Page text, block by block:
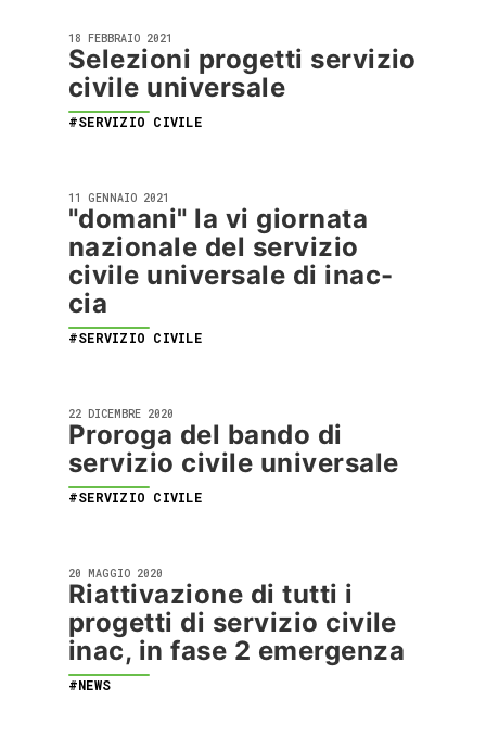
18 FEBBRAIO 2021
Selezioni progetti servizio
civile universale
#SERVIZIO CIVILE
11 GENNAIO 2021
"domani" la vi giornata
nazionale del servizio
civile universale di inac-
cia
#SERVIZIO CIVILE
22 DICEMBRE 2020
Proroga del bando di
servizio civile universale
#SERVIZIO CIVILE
20 MAGGIO 2020
Riattivazione di tutti i
progetti di servizio civile
inac, in fase 2 emergenza
#NEWS